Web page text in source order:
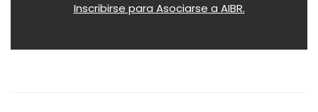
Inscribirse para Asociarse a AIBR.